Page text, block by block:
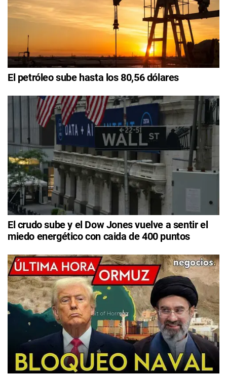
El petróleo sube hasta los 80,56 dólares
El crudo sube y el Dow Jones vuelve a sentir el
miedo energético con caida de 400 puntos